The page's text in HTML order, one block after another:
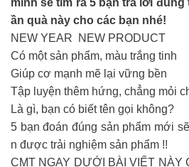
mình sẽ tìm ra 5 bạn trả lời
ần quà này cho các bạn nhé!
NEW YEAR NEW PRODUCT
Có một sản phẩm, màu trắng tinh
Giúp cơ mạnh mẽ lại vững bền
Tập luyện thêm hứng, chẳng mỏi
Là gì, bạn có biết tên gọi không?
5 bạn đoán đúng sản phẩm mới
n được trải nghiệm sản phẩm !!
CMT NGAY DƯỚI BÀI VIẾT NÀY